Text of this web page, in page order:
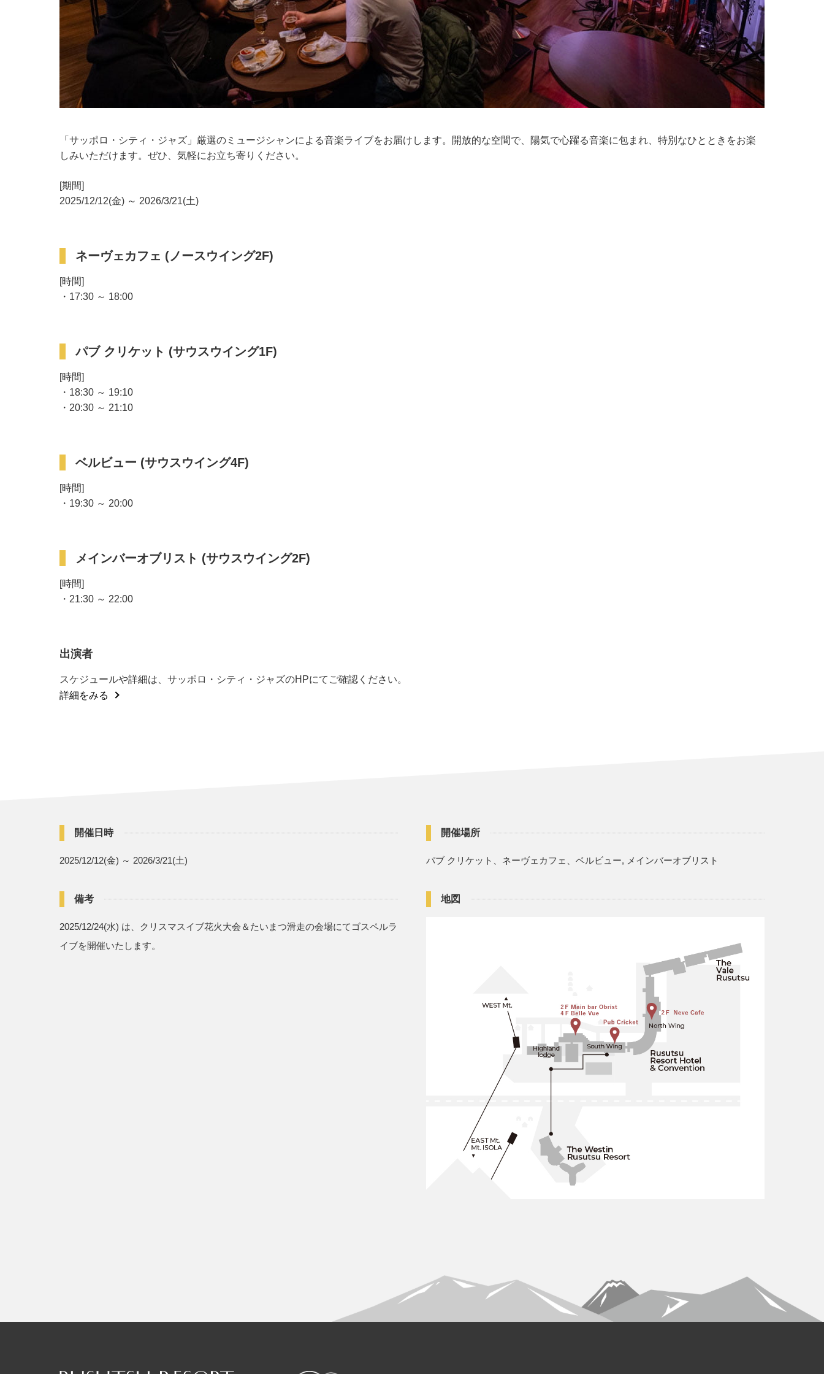
「サッポロ・シティ・ジャズ」厳選のミュージシャンによる音楽ライブをお届けします。開放的な空間で、陽気で心躍る音楽に包まれ、特別なひとときをお楽
しみいただけます。ぜひ、気軽にお立ち寄りください。
[期間]
2025/12/12(金) ～ 2026/3/21(土)
ネーヴェカフェ (ノースウイング2F)
[時間]
・17:30 ～ 18:00
パブ クリケット (サウスウイング1F)
[時間]
・18:30 ～ 19:10
・20:30 ～ 21:10
ベルビュー (サウスウイング4F)
[時間]
・19:30 ～ 20:00
メインバーオブリスト (サウスウイング2F)
[時間]
・21:30 ～ 22:00
出演者
スケジュールや詳細は、サッポロ・シティ・ジャズのHPにてご確認ください。
詳細をみる
開催日時
2025/12/12(金) ～ 2026/3/21(土)
備考
2025/12/24(水) は、クリスマスイブ花火大会＆たいまつ滑走の会場にてゴスペルラ
イブを開催いたします。
開催場所
パブ クリケット、ネーヴェカフェ、ベルビュー, メインバーオブリスト
地図